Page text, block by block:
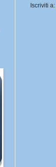
Iscriviti a: